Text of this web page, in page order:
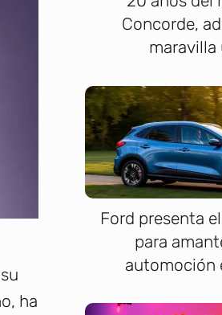
ha
Concorde,
maravilla
Ford presenta
para
automoción